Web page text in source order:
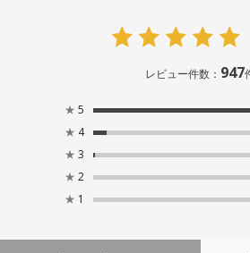
レビュー件数： 947
★ 5
★ 4
★ 3
★ 2
★ 1